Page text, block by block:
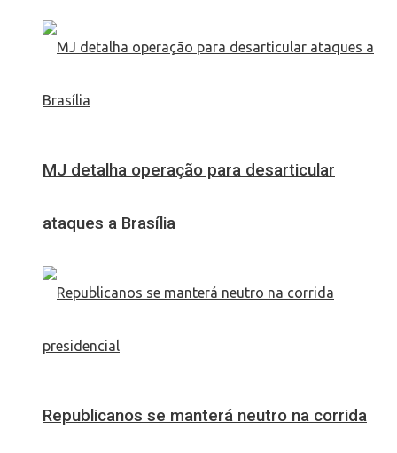
MJ detalha operação para desarticular
ataques a Brasília
Republicanos se manterá neutro na corrida